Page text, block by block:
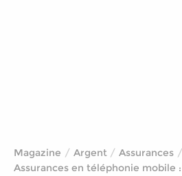
Magazine Argent
Assurances
Assurances en téléphonie mobile